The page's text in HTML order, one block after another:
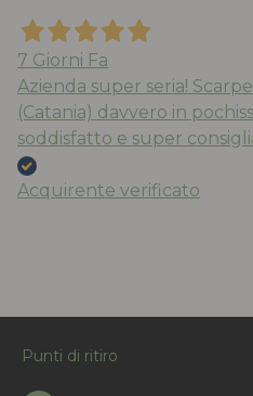
7 Giorni Fa
Azienda super seria!
(Catania) davvero in
soddisfatto e super
Acquirente verificato
Punti di ritiro